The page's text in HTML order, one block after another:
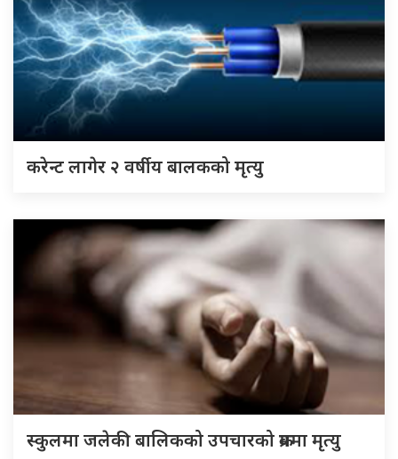
करेन्ट लागेर २ वर्षीय बालकको मृत्यु
स्कुलमा जलेकी बालिकको उपचारको क्रममा मृत्यु